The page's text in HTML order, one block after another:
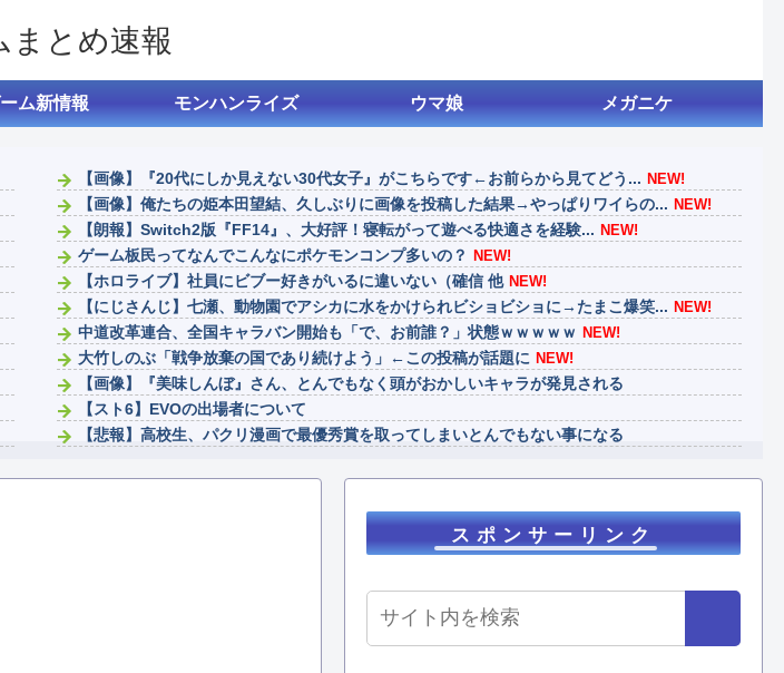
ム新情報 モンハンライズ ウマ娘 メガニケ
【画像】『20代にしか見えない30代女子』がこちらです←お前らから見てどう... NEW!
【画像】俺たちの姫本田望結、久しぶりに画像を投稿した結果→やっぱりワイらの... NEW!
【朗報】Switch2版『FF14』、大好評！寝転がって遊べる快適さを経験... NEW!
ゲーム板民ってなんでこんなにポケモンコンプ多いの？ NEW!
【ホロライブ】社員にビブー好きがいるに違いない（確信 他 NEW!
【にじさんじ】七瀬、動物園でアシカに水をかけられビショビショに→たまこ爆笑... NEW!
中道改革連合、全国キャラバン開始も「で、お前誰？」状態ｗｗｗｗｗ NEW!
大竹しのぶ「戦争放棄の国であり続けよう」←この投稿が話題に NEW!
【画像】『美味しんぼ』さん、とんでもなく頭がおかしいキャラが発見される
【スト6】EVOの出場者について
【悲報】高校生、パクリ漫画で最優秀賞を取ってしまいとんでもない事になる
ナイトレインは成功したけど、ダスクブラッドは爆死しそうだよね笑
スポンサーリンク